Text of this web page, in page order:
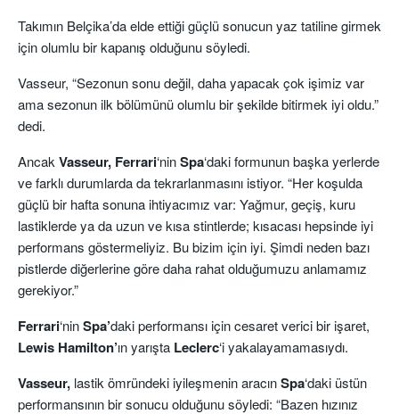
Takımın Belçika’da elde ettiği güçlü sonucun yaz tatiline girmek
için olumlu bir kapanış olduğunu söyledi.
Vasseur, “Sezonun sonu değil, daha yapacak çok işimiz var
ama sezonun ilk bölümünü olumlu bir şekilde bitirmek iyi oldu.”
dedi.
Ancak Vasseur, Ferrari‘ninSpa‘daki formunun başka yerlerde
ve farklı durumlarda da tekrarlanmasını istiyor. “Her koşulda
güçlü bir hafta sonuna ihtiyacımız var: Yağmur, geçiş, kuru
lastiklerde ya da uzun ve kısa stintlerde; kısacası hepsinde iyi
performans göstermeliyiz. Bu bizim için iyi. Şimdi neden bazı
pistlerde diğerlerine göre daha rahat olduğumuzu anlamamız
gerekiyor.”
Ferrari‘ninSpa’daki performansı için cesaret verici bir işaret,
Lewis Hamilton’ın yarışta Leclerc‘i yakalayamamasıydı.
Vasseur, lastik ömründeki iyileşmenin aracınSpa‘daki üstün
performansının bir sonucu olduğunu söyledi: “Bazen hızınız